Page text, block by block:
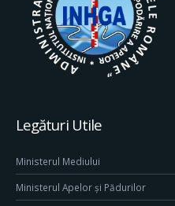
Legături Utile
Ministerul Mediului
Ministerul Apelor și Pădurilor